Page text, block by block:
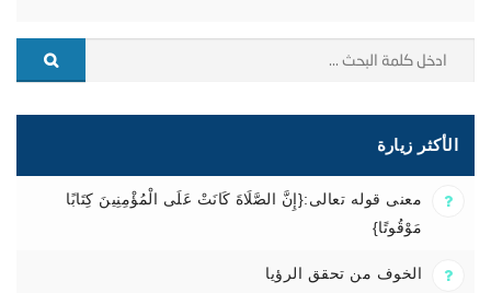
الأكثر زيارة
معنى قوله تعالى:{إِنَّ الصَّلَاةَ كَانَتْ عَلَى الْمُؤْمِنِينَ كِتَابًا
مَوْقُوتًا}
الخوف من تحقق الرؤيا